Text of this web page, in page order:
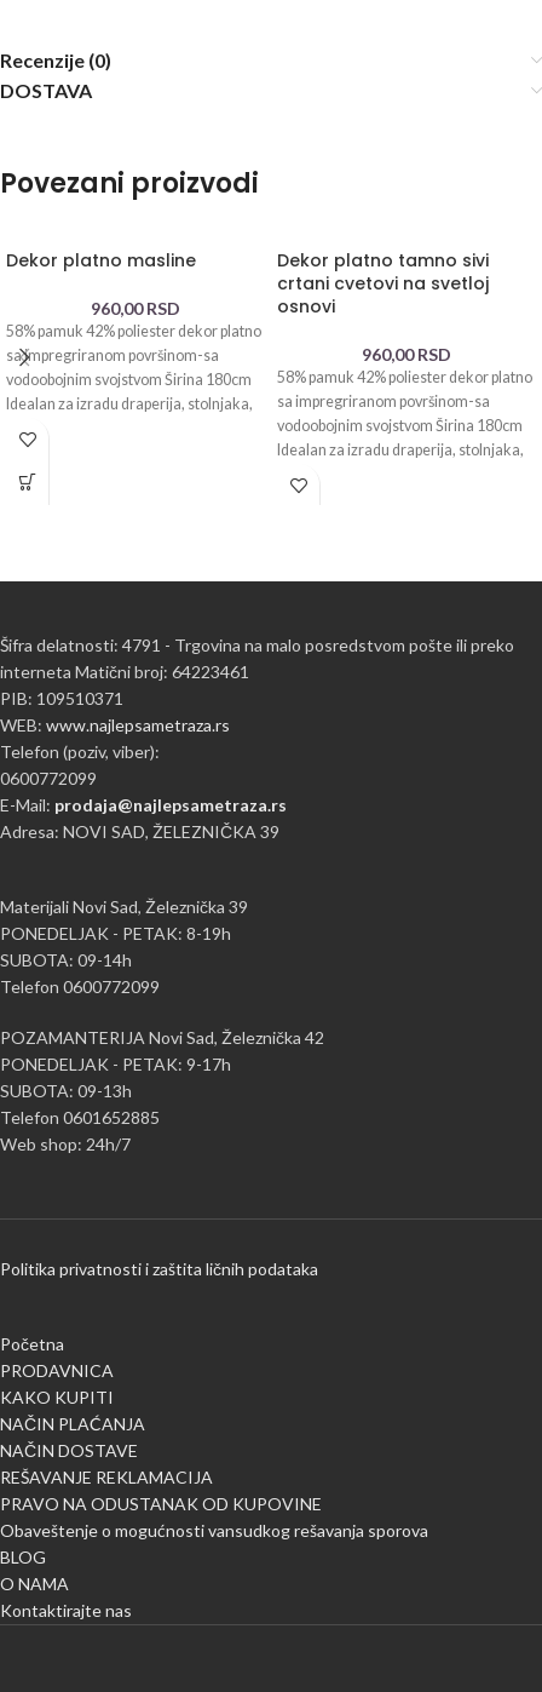
Recenzije (0)
DOSTAVA
Povezani proizvodi
Dekor platno masline
960,00RSD
58% pamuk 42% poliester dekor platno
sa impregriranom površinom-sa
vodoobojnim svojstvom Širina 180cm
Idealan za izradu draperija, stolnjaka,
jastučnica, cegera,
Dekor platno tamno sivi
crtani cvetovi na svetloj
osnovi
960,00RSD
58% pamuk 42% poliester dekor platno
sa impregriranom površinom-sa
vodoobojnim svojstvom Širina 180cm
Idealan za izradu draperija, stolnjaka,
jastučnica, cegera,
Šifra delatnosti: 4791 - Trgovina na malo posredstvom pošte ili preko
interneta Matični broj: 64223461
PIB: 109510371
WEB: www.najlepsametraza.rs
Telefon (poziv, viber):
0600772099
E-Mail: prodaja@najlepsametraza.rs
Adresa: NOVI SAD, ŽELEZNIČKA 39
Materijali Novi Sad, Železnička 39
PONEDELJAK - PETAK: 8-19h
SUBOTA: 09-14h
Telefon 0600772099
POZAMANTERIJA Novi Sad, Železnička 42
PONEDELJAK - PETAK: 9-17h
SUBOTA: 09-13h
Telefon 0601652885
Web shop: 24h/7
Politika privatnosti i zaštita ličnih podataka
Početna
PRODAVNICA
KAKO KUPITI
NAČIN PLAĆANJA
NAČIN DOSTAVE
REŠAVANJE REKLAMACIJA
PRAVO NA ODUSTANAK OD KUPOVINE
Obaveštenje o mogućnosti vansudkog rešavanja sporova
BLOG
O NAMA
Kontaktirajte nas